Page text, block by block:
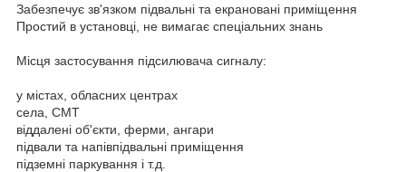
Забезпечує зв'язком підвальні та екрановані приміщення
Простий в установці, не вимагає спеціальних знань
Місця застосування підсилювача сигналу:
у містах, обласних центрах
села, СМТ
віддалені об'єкти, ферми, ангари
підвали та напівпідвальні приміщення
підземні паркування і т.д.